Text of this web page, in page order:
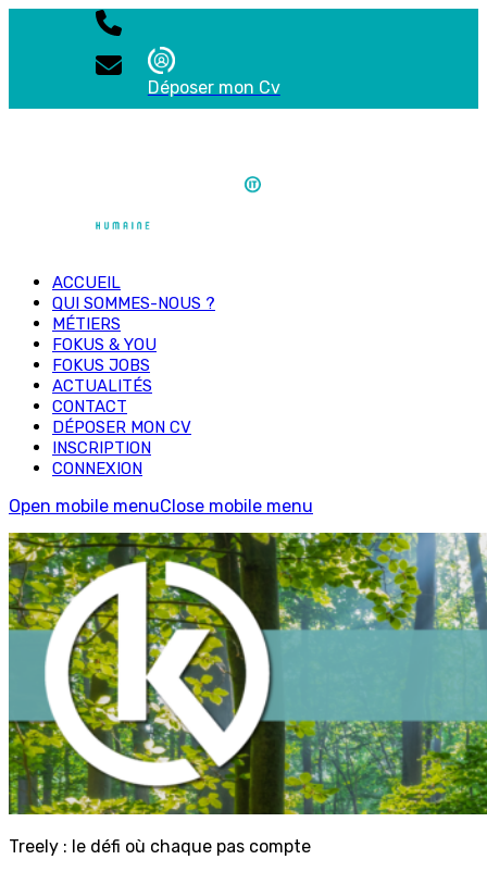
Déposer mon Cv
ACCUEIL
QUI SOMMES-NOUS ?
MÉTIERS
FOKUS & YOU
FOKUS JOBS
ACTUALITÉS
CONTACT
DÉPOSER MON CV
INSCRIPTION
CONNEXION
Open mobile menuClose mobile menu
Treely : le défi où chaque pas compte